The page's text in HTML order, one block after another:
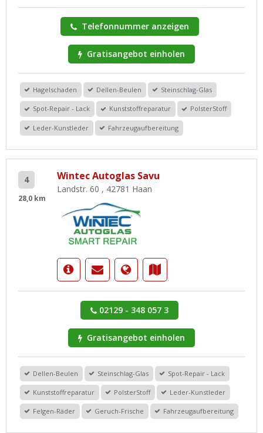
Telefonnummer anzeigen
Gratisangebot einholen
Hagelschaden Dellen-Beulen Steinschlag-Glas
Spot-Repair - Lack Kunststoffreparatur PolsterStoff
Leder-Kunstleder Fahrzeugaufbereitung
4
28,0 km
Wintec Autoglas Savu
Landstr. 60 , 42781 Haan
02129 - 348 057 3
Gratisangebot einholen
Dellen-Beulen Steinschlag-Glas Spot-Repair - Lack
Kunststoffreparatur PolsterStoff Leder-Kunstleder
Felgen-Räder Geruch-Frische Fahrzeugaufbereitung